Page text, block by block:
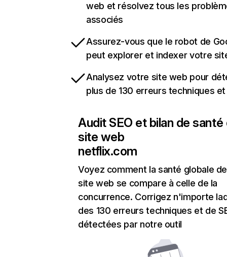
web et résolvez tous les
associés
Assurez-vous que le robot de
peut explorer et indexer votre
Analysez votre site web pour
plus de 130 erreurs techniques et
Audit SEO et bilan de santé
site web
netflix.com
Voyez comment la santé globale
site web se compare à celle de la
concurrence. Corrigez n'importe
des 130 erreurs techniques et de
détectées par notre outil